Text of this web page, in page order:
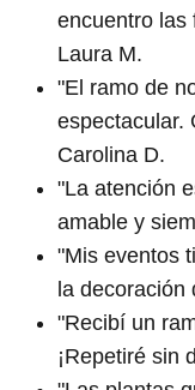
encuentro las
Laura M.
"El ramo de
espectacular.
Carolina D.
"La atención
amable y
"Mis eventos
la decoración
"Recibí un
¡Repetiré sin